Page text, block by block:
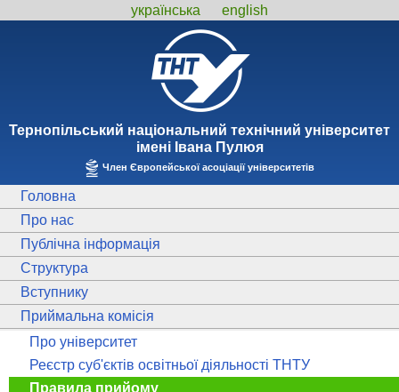
українська english
Тернопiльський національний технiчний унiверситет
iменi Iвана Пулюя
Член Європейської асоціації університетів
Головна
Про нас
Публічна інформація
Структура
Вступнику
Приймальна комісія
Про університет
Реєстр суб'єктів освітньої діяльності ТНТУ
Правила прийому